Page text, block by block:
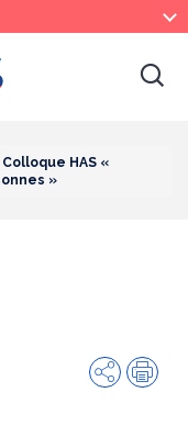
HAS «
»
Partager